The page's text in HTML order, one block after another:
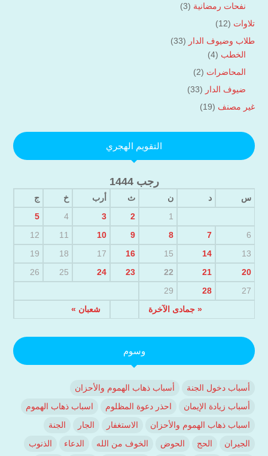
نفحات رمضانية (3)
تلاوات (12)
طلاب وضيوف الدار (33)
الخطب (4)
المحاضرات (2)
ضيوف الدار (33)
غير مصنف (19)
التقويم الهجري
رجب 1444
س د ن ث أرب خ ج
« جمادى الآخرة شعبان »
1
2
3
4
5
6
7
8
9
10
11
12
13
14
15
16
17
18
19
20
21
22
23
24
25
26
27
28
29
وسوم
أسباب دخول الجنة
أسباب ذهاب الهموم والأحزان
أسباب زيادة الإيمان
احذر دعوة المظلوم
اسباب ذهاب الهموم
اسباب ذهاب الهموم والأحزان
الاستغفار الجار
الجنة
الجيران
الحج الحوض الخوف من الله الدعاء
الذنوب